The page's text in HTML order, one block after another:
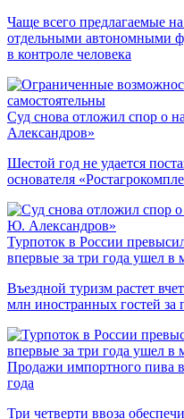
Чаще всего предлагаемые
отдельными автономными
в контроле человека
Суд снова отложил спор о
Александров»
Шестой год не удается
основателя
Турпоток в России
впервые за три года ушел в
Въездной туризм растет
млн иностранных гостей за
Продажи импортного пива в
года
Три четверти ввоза